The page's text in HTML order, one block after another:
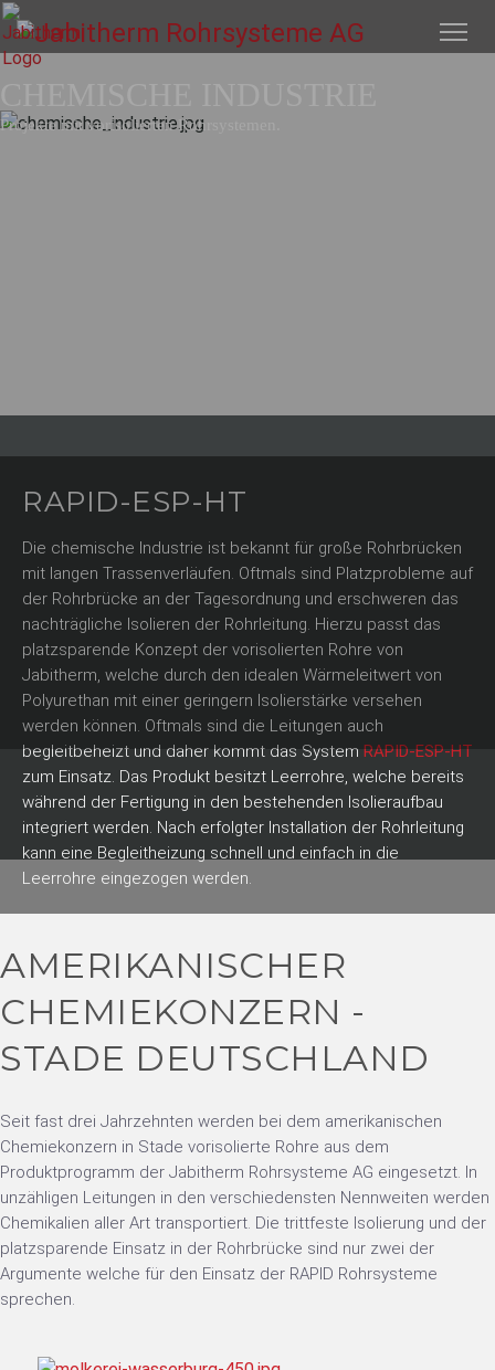
Projekte mit vorisolierten Rohrsystemen.
RAPID-ESP-HT
Die chemische Industrie ist bekannt für große Rohrbrücken
mit langen Trassenverläufen. Oftmals sind Platzprobleme auf
der Rohrbrücke an der Tagesordnung und erschweren das
nachträgliche Isolieren der Rohrleitung. Hierzu passt das
platzsparende Konzept der vorisolierten Rohre von
Jabitherm, welche durch den idealen Wärmeleitwert von
Polyurethan mit einer geringern Isolierstärke versehen
werden können. Oftmals sind die Leitungen auch
begleitbeheizt und daher kommt das System RAPID-ESP-HT
zum Einsatz. Das Produkt besitzt Leerrohre, welche bereits
während der Fertigung in den bestehenden Isolieraufbau
integriert werden. Nach erfolgter Installation der Rohrleitung
kann eine Begleitheizung schnell und einfach in die
Leerrohre eingezogen werden.
AMERIKANISCHER
CHEMIEKONZERN -
STADE DEUTSCHLAND
Seit fast drei Jahrzehnten werden bei dem amerikanischen
Chemiekonzern in Stade vorisolierte Rohre aus dem
Produktprogramm der Jabitherm Rohrsysteme AG eingesetzt. In
unzähligen Leitungen in den verschiedensten Nennweiten werden
Chemikalien aller Art transportiert. Die trittfeste Isolierung und der
platzsparende Einsatz in der Rohrbrücke sind nur zwei der
Argumente welche für den Einsatz der RAPID Rohrsysteme
sprechen.